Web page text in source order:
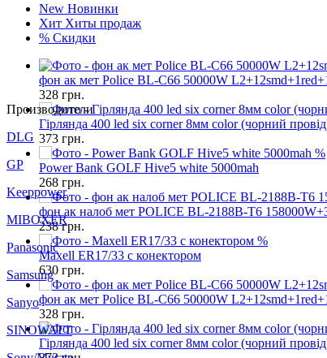
New Новинки
Хит Хиты продаж
% Скидки
фон ак мет Police BL-C66 50000W
328 грн.
Гірлянда 400 led six corner 8мм color (чорний
373 грн.
%
Power Bank GOLF Hive5 white 5000mah
268 грн.
фон ак налоб мет POLICE BL-2188B-T6
238грн.
%
Maxell ER17/33 с конектором
630 грн.
фон ак мет Police BL-C66 50000W
328 грн.
Гірлянда 400 led six corner 8мм color (чорний
Производители
DLG
GP
Keeppower
MIBOXER
Panasonic
Samsung
Sanyo
SINOWATT